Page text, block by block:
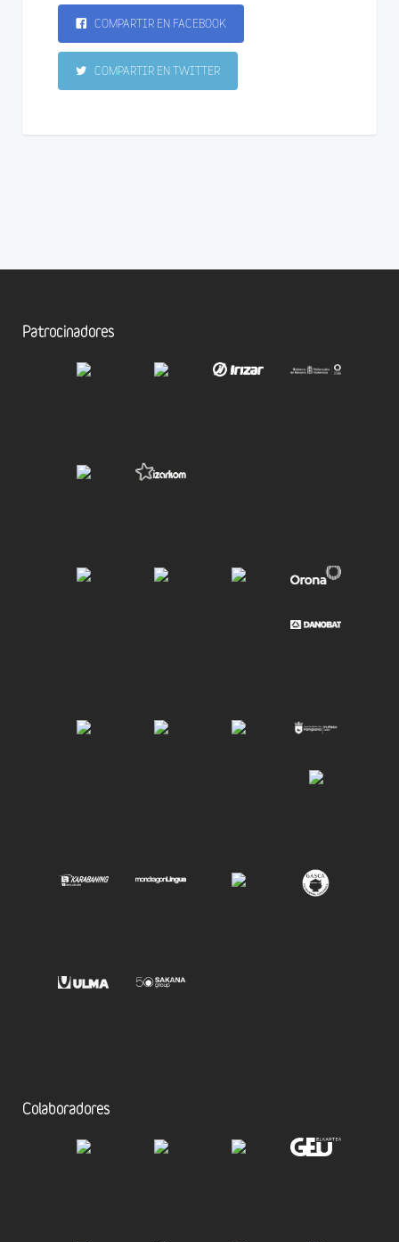
COMPARTIR EN FACEBOOK
COMPARTIR EN TWITTER
Patrocinadores
Colaboradores